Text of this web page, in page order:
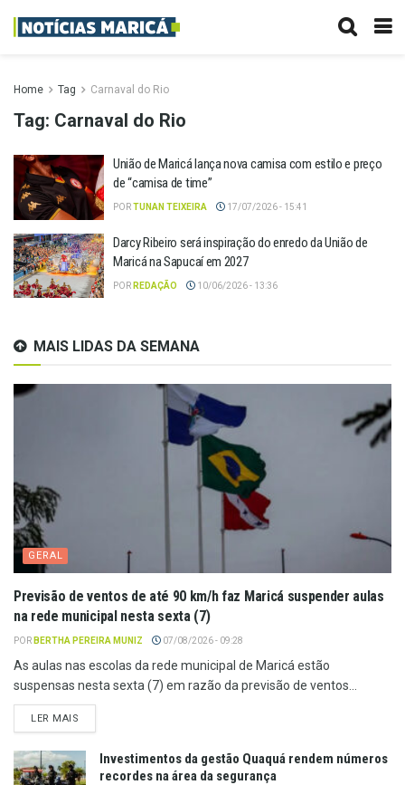
Home Tag Carnaval do Rio
Tag: Carnaval do Rio
União de Maricá lança nova camisa com estilo e preço
de “camisa de time”
PORTUNAN TEIXEIRA 17/07/2026 - 15:41
Darcy Ribeiro será inspiração do enredo da União de
Maricá na Sapucaí em 2027
POR REDAÇÃO 10/06/2026 - 13:36
MAIS LIDAS DA SEMANA
GERAL
Previsão de ventos de até 90 km/h faz Maricá suspender aulas
na rede municipal nesta sexta (7)
POR BERTHA PEREIRA MUNIZ 07/08/2026 - 09:28
As aulas nas escolas da rede municipal de Maricá estão
suspensas nesta sexta (7) em razão da previsão de ventos...
LER MAIS
Investimentos da gestão Quaquá rendem números
recordes na área da segurança